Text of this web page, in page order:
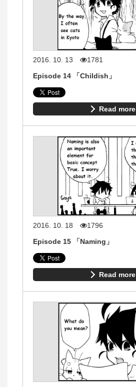
2016. 10. 13
1781
Episode 14 「Childish」
Read more
2016. 10. 18
1796
Episode 15 「Naming」
Read more